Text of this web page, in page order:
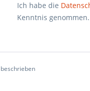
Ich habe die
Kenntnis genommen.